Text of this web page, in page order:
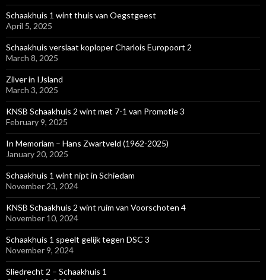
Schaakhuis 1 wint thuis van Oegstgeest
April 5, 2025
Schaakhuis verslaat koploper Charlois Europoort 2
March 8, 2025
Zilver in IJsland
March 3, 2025
KNSB Schaakhuis 2 wint met 7-1 van Promotie 3
February 9, 2025
In Memoriam – Hans Zwartveld (1962-2025)
January 20, 2025
Schaakhuis 1 wint nipt in Schiedam
November 23, 2024
KNSB Schaakhuis 2 wint ruim van Voorschoten 4
November 10, 2024
Schaakhuis 1 speelt gelijk tegen DSC 3
November 9, 2024
Sliedrecht 2 – Schaakhuis 1